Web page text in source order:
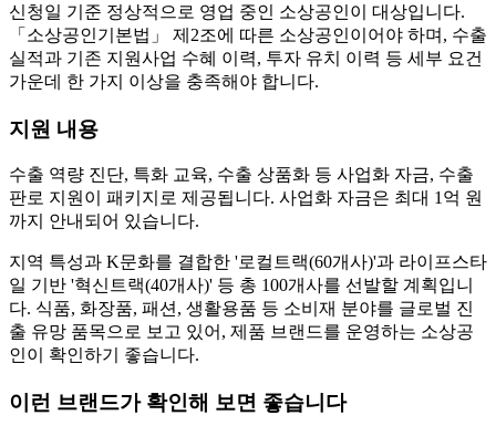
신청일 기준 정상적으로 영업 중인 소상공인이 대상입니다.
「소상공인기본법」 제2조에 따른 소상공인이어야 하며, 수출
실적과 기존 지원사업 수혜 이력, 투자 유치 이력 등 세부 요건
가운데 한 가지 이상을 충족해야 합니다.
지원 내용
수출 역량 진단, 특화 교육, 수출 상품화 등 사업화 자금, 수출
판로 지원이 패키지로 제공됩니다. 사업화 자금은 최대 1억 원
까지 안내되어 있습니다.
지역 특성과 K문화를 결합한 '로컬트랙(60개사)'과 라이프스타
일 기반 '혁신트랙(40개사)' 등 총 100개사를 선발할 계획입니
다. 식품, 화장품, 패션, 생활용품 등 소비재 분야를 글로벌 진
출 유망 품목으로 보고 있어, 제품 브랜드를 운영하는 소상공
인이 확인하기 좋습니다.
이런 브랜드가 확인해 보면 좋습니다